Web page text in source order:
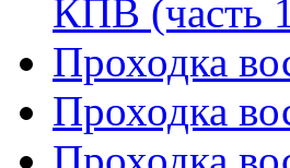
КПВ (часть
Проходка
Проходка